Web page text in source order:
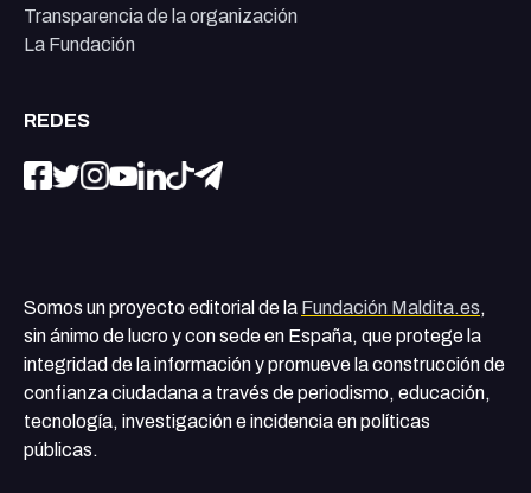
Transparencia de la organización
La Fundación
REDES
Somos un proyecto editorial de la Fundación Maldita.es,
sin ánimo de lucro y con sede en España, que protege la
integridad de la información y promueve la construcción de
confianza ciudadana a través de periodismo, educación,
tecnología, investigación e incidencia en políticas
públicas.